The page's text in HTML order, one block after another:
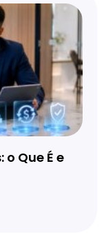
Que É e